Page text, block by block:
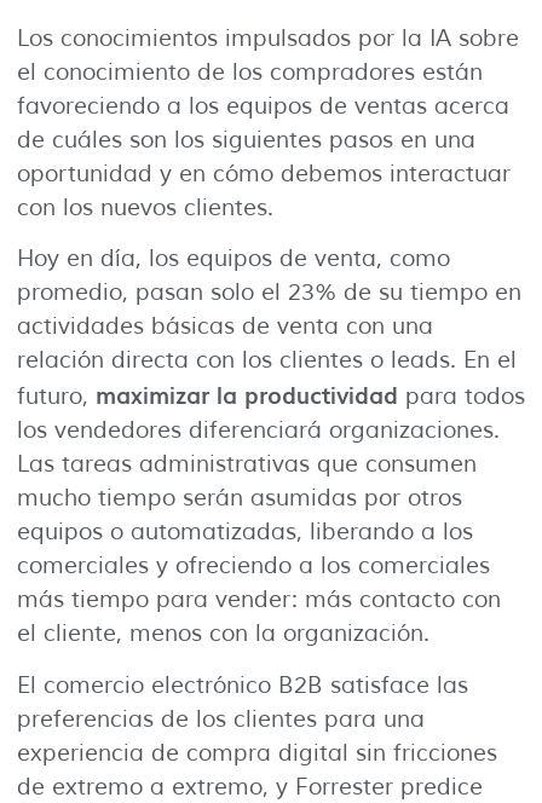
Los conocimientos impulsados por la IA sobre
el conocimiento de los compradores están
favoreciendo a los equipos de ventas acerca
de cuáles son los siguientes pasos en una
oportunidad y en cómo debemos interactuar
con los nuevos clientes.
Hoy en día, los equipos de venta, como
promedio, pasan solo el 23% de su tiempo en
actividades básicas de venta con una
relación directa con los clientes o leads. En el
futuro, maximizar la productividad para todos
los vendedores diferenciará organizaciones.
Las tareas administrativas que consumen
mucho tiempo serán asumidas por otros
equipos o automatizadas, liberando a los
comerciales y ofreciendo a los comerciales
más tiempo para vender: más contacto con
el cliente, menos con la organización.
El comercio electrónico B2B satisface las
preferencias de los clientes para una
experiencia de compra digital sin fricciones
de extremo a extremo, y Forrester predice